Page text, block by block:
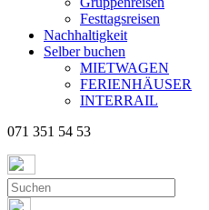
Festtagsreisen
Nachhaltigkeit
Selber buchen
MIETWAGEN
FERIENHÄUSER
INTERRAIL
071 351 54 53